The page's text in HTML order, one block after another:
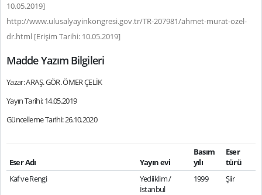
10.05.2019]
http://www.ulusalyayinkongresi.gov.tr/TR-207981/ahmet-murat-ozel-
dr.html [Erişim Tarihi: 10.05.2019]
Madde Yazım Bilgileri
Yazar: ARAŞ. GÖR. ÖMER ÇELİK
Yayın Tarihi: 14.05.2019
Güncelleme Tarihi: 26.10.2020
Eser Adı Yayın evi
Basım
yılı
Eser
türü
Kaf ve Rengi
Yediiklim /
İstanbul
1999 Şiir